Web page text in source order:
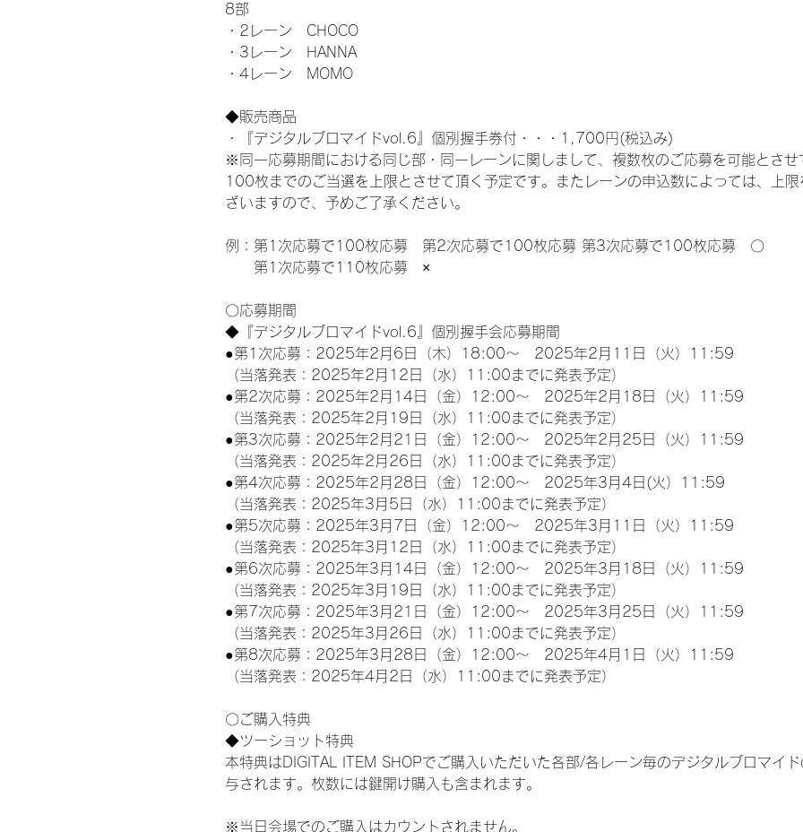
8部
・2レーン　CHOCO
・3レーン　HANNA
・4レーン　MOMO
◆販売商品
・『デジタルブロマイドvol.6』個別握手券付・・・1,700円(税込み)
※同一応募期間における同じ部・同一レーンに関しまして、複数枚のご応募を可能とさ
100枚までのご当選を上限とさせて頂く予定です。またレーンの申込数によっては、上
ざいますので、予めご了承ください。
例：第1次応募で100枚応募　第2次応募で100枚応募 第3次応募で100枚応募　〇
第1次応募で110枚応募　×
〇応募期間
◆『デジタルブロマイドvol.6』個別握手会応募期間
●第1次応募：2025年2月6日（木）18:00～　2025年2月11日（火）11:59
（当落発表：2025年2月12日（水）11:00までに発表予定）
●第2次応募：2025年2月14日（金）12:00～　2025年2月18日（火）11:59
（当落発表：2025年2月19日（水）11:00までに発表予定）
●第3次応募：2025年2月21日（金）12:00～　2025年2月25日（火）11:59
（当落発表：2025年2月26日（水）11:00までに発表予定）
●第4次応募：2025年2月28日（金）12:00～　2025年3月4日(火）11:59
（当落発表：2025年3月5日（水）11:00までに発表予定）
●第5次応募：2025年3月7日（金）12:00～　2025年3月11日（火）11:59
（当落発表：2025年3月12日（水）11:00までに発表予定）
●第6次応募：2025年3月14日（金）12:00～　2025年3月18日（火）11:59
（当落発表：2025年3月19日（水）11:00までに発表予定）
●第7次応募：2025年3月21日（金）12:00～　2025年3月25日（火）11:59
（当落発表：2025年3月26日（水）11:00までに発表予定）
●第8次応募：2025年3月28日（金）12:00～　2025年4月1日（火）11:59
（当落発表：2025年4月2日（水）11:00までに発表予定）
〇ご購入特典
◆ツーショット特典
本特典はDIGITAL ITEM SHOPでご購入いただいた各部/各レーン毎のデジタルブロマイ
与されます。枚数には鍵開け購入も含まれます。
※当日会場でのご購入はカウントされません。